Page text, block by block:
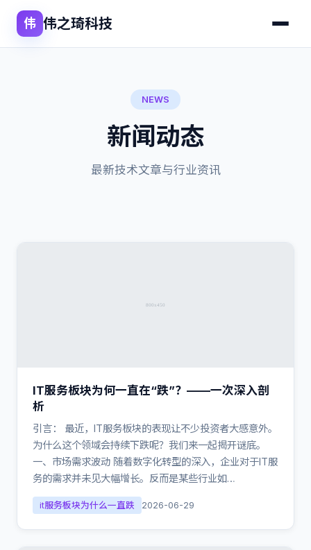
伟 伟之琦科技
NEWS
新闻动态
最新技术文章与行业资讯
IT服务板块为何一直在“跌”？——一次深入剖
析
引言： 最近，IT服务板块的表现让不少投资者大感意外。
为什么这个领域会持续下跌呢？我们来一起揭开谜底。
一、市场需求波动 随着数字化转型的深入，企业对于IT服
务的需求并未见大幅增长。反而是某些行业如…
it服务板块为什么一直跌 2026-06-29